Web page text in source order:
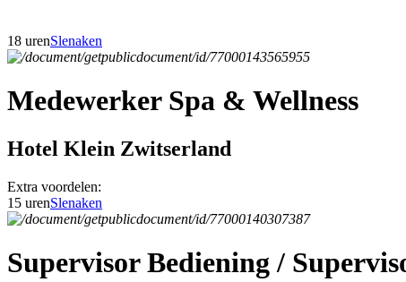
18 urenSlenaken
Medewerker Spa & Wellness
Hotel Klein Zwitserland
Extra voordelen:
15 urenSlenaken
Supervisor Bediening /